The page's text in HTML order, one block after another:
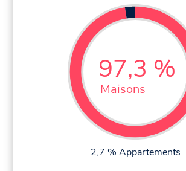
97,3 %
Maisons
2,7 % Appartements